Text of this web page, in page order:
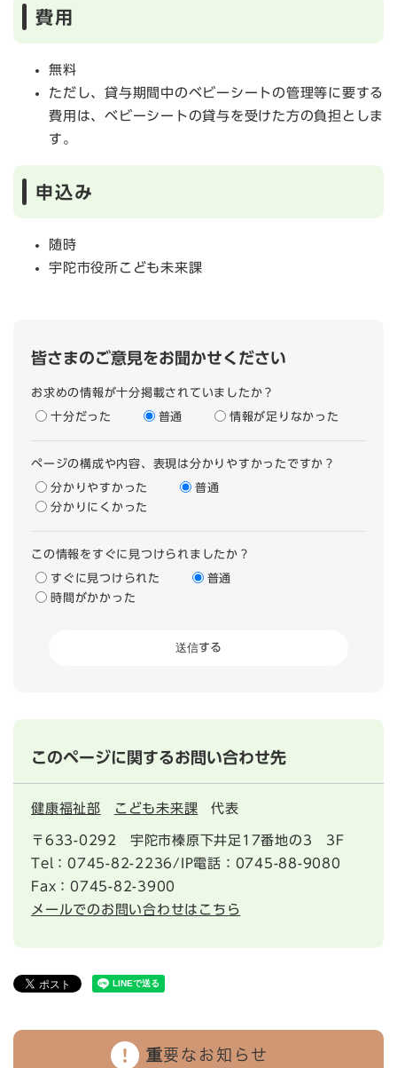
費用
無料
ただし、貸与期間中のベビーシートの管理等に要する
費用は、ベビーシートの貸与を受けた方の負担としま
す。
申込み
随時
宇陀市役所こども未来課
皆さまのご意見をお聞かせください
お求めの情報が十分掲載されていましたか？
十分だった 普通 情報が足りなかった
ページの構成や内容、表現は分かりやすかったですか？
分かりやすかった
普通
分かりにくかった
この情報をすぐに見つけられましたか？
すぐに見つけられた
普通
時間がかかった
このページに関するお問い合わせ先
健康福祉部 こども未来課 代表
〒633-0292
宇陀市榛原下井足17番地の3 3F
Tel：0745-82-2236/IP電話：0745-88-9080
Fax：0745-82-3900
メールでのお問い合わせはこちら
重要なお知らせ